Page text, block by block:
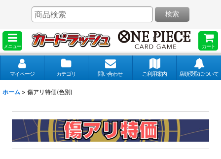
メニュー カート
検索
マイページ カテゴリ 問い合わせ ご利用案内 店頭受取について
ホーム > 傷アリ特価(色別)